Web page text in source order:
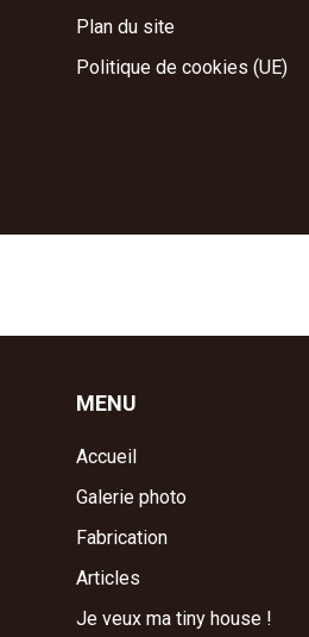
Plan du site
Politique de cookies (UE)
MENU
Accueil
Galerie photo
Fabrication
Articles
Je veux ma tiny house !